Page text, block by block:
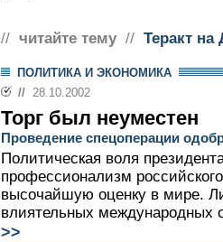
// читайте тему // Теракт на
ПОЛИТИКА И ЭКОНОМИКА
// 28.10.2002
Торг был неуместен
Проведение спецоперации
Политическая воля
профессионализм
высочайшую оценку в мире.
влиятельных международных
>>